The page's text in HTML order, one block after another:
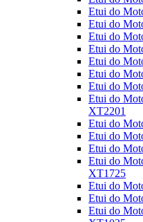
Etui do
Etui do
Etui do
Etui do
Etui do
Etui do
Etui do
Etui do
XT2201
Etui do
Etui do
Etui do
Etui do
XT1725
Etui do
Etui do
Etui do